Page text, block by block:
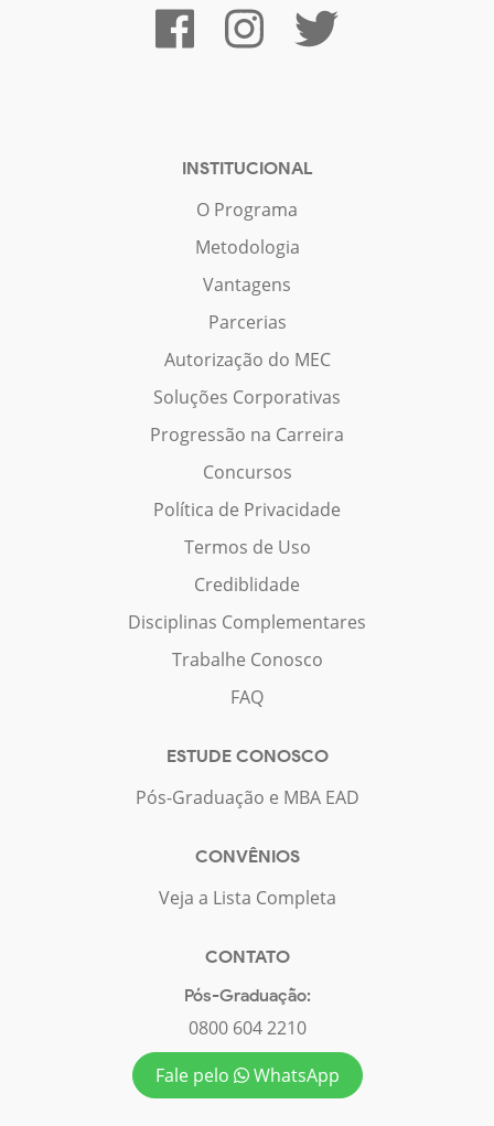
INSTITUCIONAL
O Programa
Metodologia
Vantagens
Parcerias
Autorização do MEC
Soluções Corporativas
Progressão na Carreira
Concursos
Política de Privacidade
Termos de Uso
Crediblidade
Disciplinas Complementares
Trabalhe Conosco
FAQ
ESTUDE CONOSCO
Pós-Graduação e MBA EAD
CONVÊNIOS
Veja a Lista Completa
CONTATO
Pós-Graduação:
0800 604 2210
Fale pelo
WhatsApp